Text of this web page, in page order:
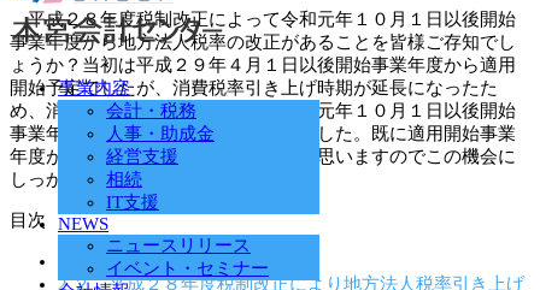
事業内容
会計・税務
人事・助成金
経営支援
相続
IT支援
NEWS
ニュースリリース
イベント・セミナー
平成２８年度税制改正によって令和元年１０月１日以後開始
事業年度から地方法人税率の改正があることを皆様ご存知でし
ょうか？当初は平成２９年４月１日以後開始事業年度から適用
開始予定でしたが、消費税率引き上げ時期が延長になったた
め、消費税率引き上げ時期と同じ令和元年１０月１日以後開始
事業年度から適用されることとなりました。既に適用開始事業
年度がスタートしている企業もあると思いますのでこの機会に
しっかり確認しておきましょう。
目次
１．地方法人税とは
2２．平成２８年度税制改正により地方法人税率引き上げ